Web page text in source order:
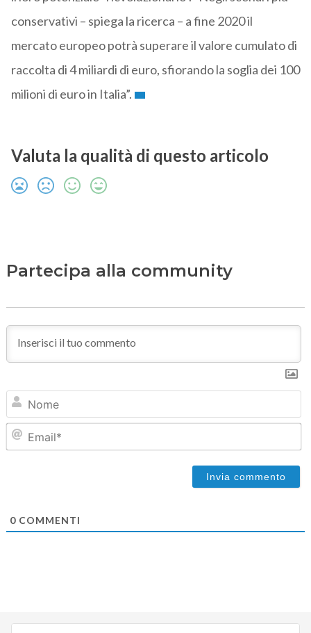
conservativi – spiega la ricerca – a fine 2020 il
mercato europeo potrà superare il valore cumulato di
raccolta di 4 miliardi di euro, sfiorando la soglia dei 100
milioni di euro in Italia”.
Valuta la qualità di questo articolo
Partecipa alla community
0COMMENTI